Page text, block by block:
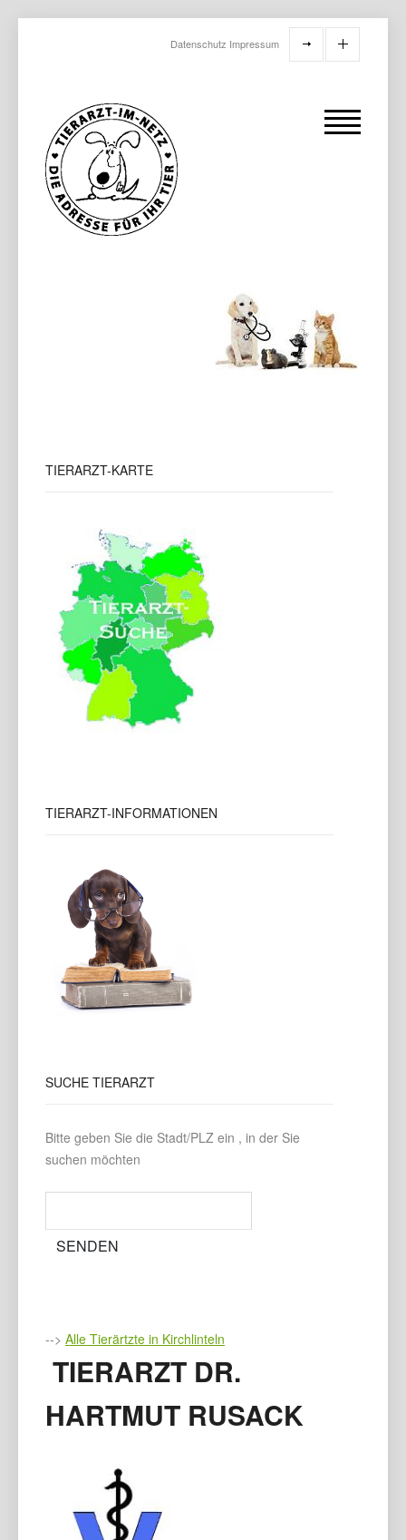
Datenschutz Impressum
TIERARZT-KARTE
TIERARZT-INFORMATIONEN
SUCHE TIERARZT
Bitte geben Sie die Stadt/PLZ ein , in der Sie
suchen möchten
--> Alle Tierärtzte in Kirchlinteln
TIERARZT DR.
HARTMUT RUSACK